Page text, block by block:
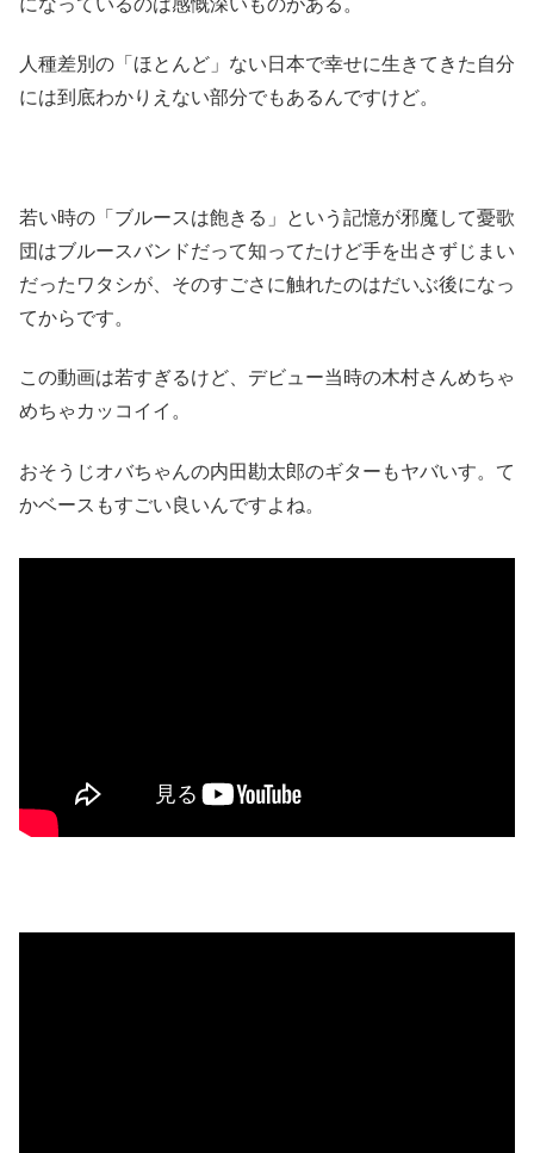
人種差別の「ほとんど」ない日本で幸せに生きてきた自分
には到底わかりえない部分でもあるんですけど。
若い時の「ブルースは飽きる」という記憶が邪魔して憂歌
団はブルースバンドだって知ってたけど手を出さずじまい
だったワタシが、そのすごさに触れたのはだいぶ後になっ
てからです。
この動画は若すぎるけど、デビュー当時の木村さんめちゃ
めちゃカッコイイ。
おそうじオバちゃんの内田勘太郎のギターもヤバいす。て
かベースもすごい良いんですよね。